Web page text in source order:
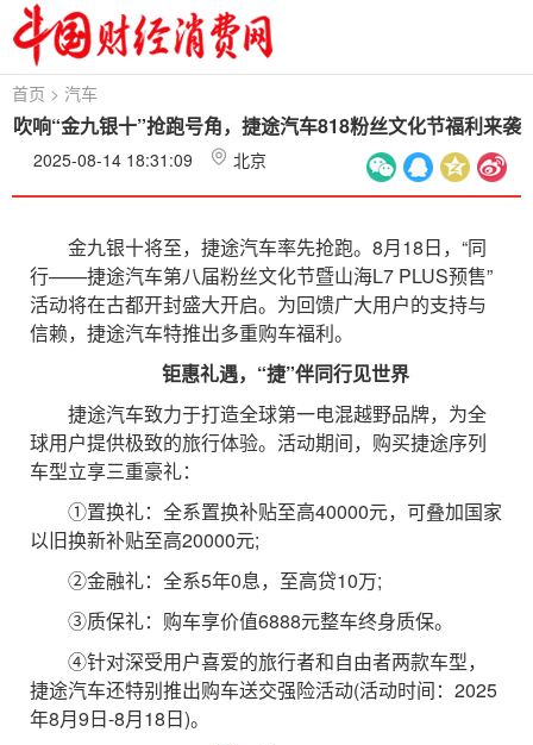
首页 > 汽车
吹响“金九银十”抢跑号角，捷途汽车818粉丝文化节福利来袭
2025-08-14 18:31:09 北京
金九银十将至，捷途汽车率先抢跑。8月18日，“同
行——捷途汽车第八届粉丝文化节暨山海L7 PLUS预售”
活动将在古都开封盛大开启。为回馈广大用户的支持与
信赖，捷途汽车特推出多重购车福利。
钜惠礼遇，“捷”伴同行见世界
捷途汽车致力于打造全球第一电混越野品牌，为全
球用户提供极致的旅行体验。活动期间，购买捷途序列
车型立享三重豪礼：
①置换礼：全系置换补贴至高40000元，可叠加国家
以旧换新补贴至高20000元;
②金融礼：全系5年0息，至高贷10万;
③质保礼：购车享价值6888元整车终身质保。
④针对深受用户喜爱的旅行者和自由者两款车型，
捷途汽车还特别推出购车送交强险活动(活动时间：2025
年8月9日-8月18日)。